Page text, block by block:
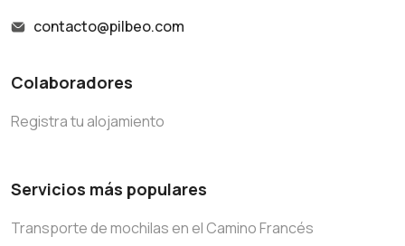
contacto@pilbeo.com
Colaboradores
Registra tu alojamiento
Servicios más populares
Transporte de mochilas en el Camino Francés